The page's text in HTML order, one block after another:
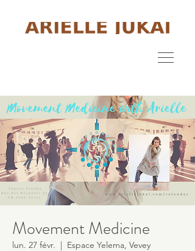
Movement Medicine
lun. 27 févr.
  |
Espace Yelema, Vevey